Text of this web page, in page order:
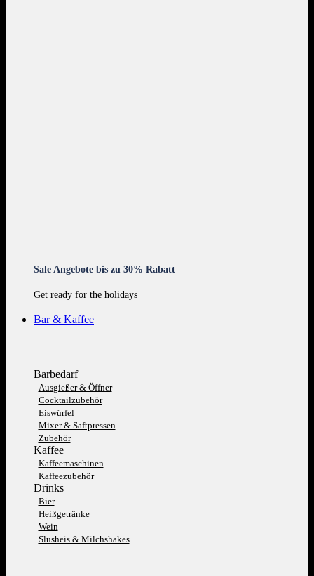
Sale Angebote bis zu 30% Rabatt
Get ready for the holidays
Bar & Kaffee
Barbedarf
Ausgießer & Öffner
Cocktailzubehör
Eiswürfel
Mixer & Saftpressen
Zubehör
Kaffee
Kaffeemaschinen
Kaffeezubehör
Drinks
Bier
Heißgetränke
Wein
Slusheis & Milchshakes